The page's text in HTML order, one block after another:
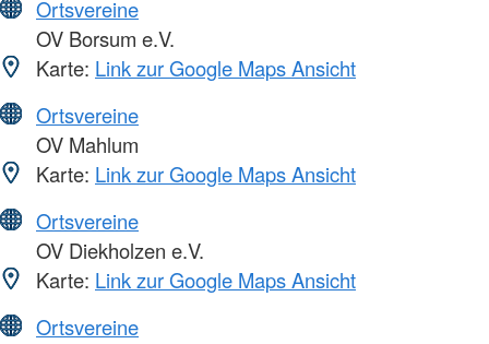
Ortsvereine
OV Borsum e.V.
Karte: Link zur Google Maps Ansicht
Ortsvereine
OV Mahlum
Karte: Link zur Google Maps Ansicht
Ortsvereine
OV Diekholzen e.V.
Karte: Link zur Google Maps Ansicht
Ortsvereine